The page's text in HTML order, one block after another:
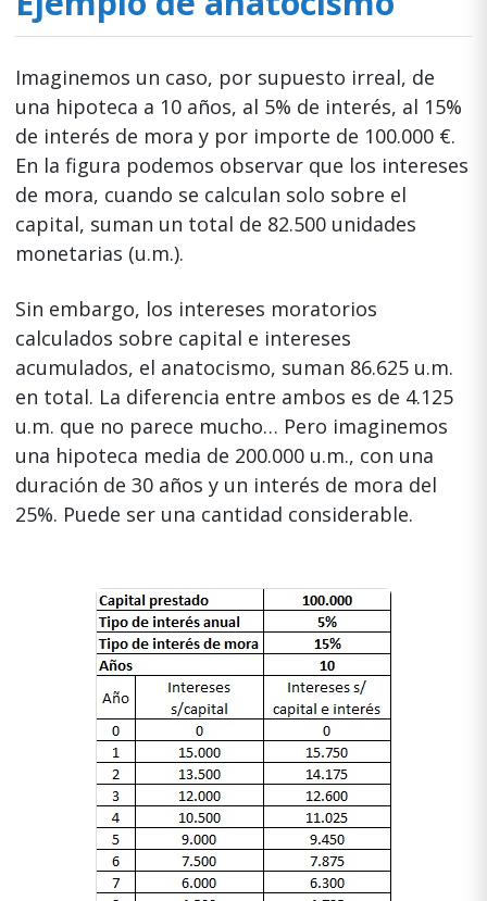
Imaginemos un caso, por supuesto irreal, de
una hipoteca a 10 años, al 5% de interés, al 15%
de interés de mora y por importe de 100.000 €.
En la figura podemos observar que los intereses
de mora, cuando se calculan solo sobre el
capital, suman un total de 82.500 unidades
monetarias (u.m.).
Sin embargo, los intereses moratorios
calculados sobre capital e intereses
acumulados, el anatocismo, suman 86.625 u.m.
en total. La diferencia entre ambos es de 4.125
u.m. que no parece mucho… Pero imaginemos
una hipoteca media de 200.000 u.m., con una
duración de 30 años y un interés de mora del
25%. Puede ser una cantidad considerable.